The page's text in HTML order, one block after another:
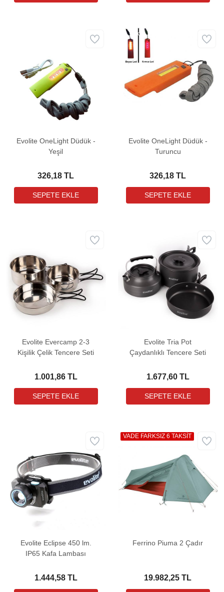
Evolite OneLight Düdük -
Yeşil
326,18 TL
Evolite OneLight Düdük -
Turuncu
326,18 TL
Evolite Evercamp 2-3
Kişilik Çelik Tencere Seti
1.001,86 TL
Evolite Tria Pot
Çaydanlıklı Tencere Seti
1.677,60 TL
Evolite Eclipse 450 lm.
IP65 Kafa Lambası
1.444,58 TL
Ferrino Piuma 2 Çadır
19.982,25 TL
VADE FARKSIZ 6 TAKSİT